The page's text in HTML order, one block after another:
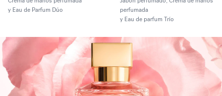
y Eau de Parfum Dúo
perfumada
y Eau de parfum Trío